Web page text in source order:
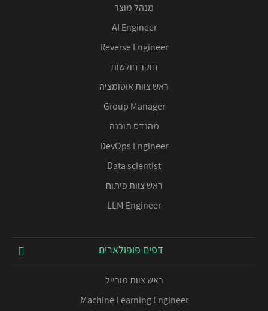
מנהל מוצר
AI Engineer
Reverse Engineer
חוקר חולשות
ראש צוות אוטומציה
Group Manager
מהנדס תוכנה
DevOps Engineer
Data scientist
ראש צוות פיתוח
LLM Engineer
דפים פופולארים
ראש צוות מובייל
Machine Learning Engineer